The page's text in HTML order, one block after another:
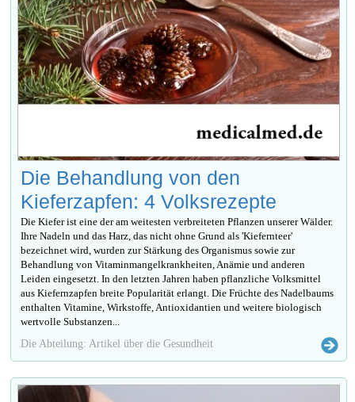
Die Behandlung von den
Kieferzapfen: 4 Volksrezepte
Die Kiefer ist eine der am weitesten verbreiteten Pflanzen unserer Wälder.
Ihre Nadeln und das Harz, das nicht ohne Grund als 'Kiefernteer'
bezeichnet wird, wurden zur Stärkung des Organismus sowie zur
Behandlung von Vitaminmangelkrankheiten, Anämie und anderen
Leiden eingesetzt. In den letzten Jahren haben pflanzliche Volksmittel
aus Kiefernzapfen breite Popularität erlangt. Die Früchte des Nadelbaums
enthalten Vitamine, Wirkstoffe, Antioxidantien und weitere biologisch
wertvolle Substanzen...
Die Abteilung: Artikel über die Gesundheit